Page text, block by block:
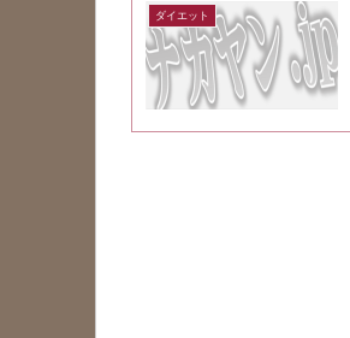
ダイエット